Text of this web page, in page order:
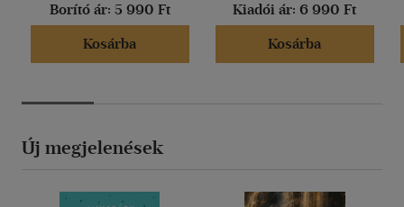
Borító ár: 5 990 Ft
Kosárba
Kiadói ár: 6 990 Ft
Kosárba
Új megjelenések